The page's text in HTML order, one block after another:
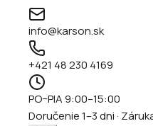
info@karson.sk
+421 48 230 4169
PO–PIA 9:00–15:00
Doručenie 1–3 dni ·